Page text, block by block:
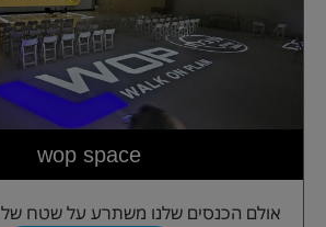
wop space
אולם הכנסים שלנו משתרע על שטח של 350 מ"ר,...